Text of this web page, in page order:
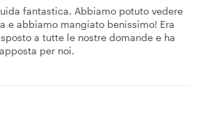
fantastica. Abbiamo potuto vedere
e abbiamo mangiato benissimo! Era
a tutte le nostre domande e ha
per noi.